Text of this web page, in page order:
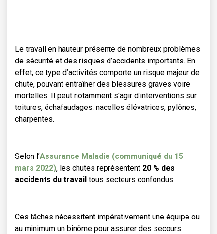
Le travail en hauteur présente de nombreux problèmes
de sécurité et des risques d’accidents importants. En
effet, ce type d’activités comporte un risque majeur de
chute, pouvant entraîner des blessures graves voire
mortelles. Il peut notamment s’agir d’interventions sur
toitures, échafaudages, nacelles élévatrices, pylônes,
charpentes.
Selon l’Assurance Maladie (communiqué du 15
mars 2022), les chutes représentent 20 % des
accidents du travail tous secteurs confondus.
Ces tâches nécessitent impérativement une équipe ou
au minimum un binôme pour assurer des secours